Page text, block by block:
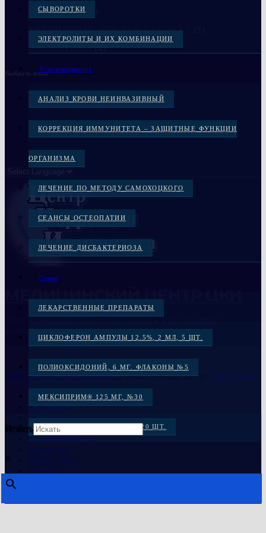
СЫВОРОТКИ
ЭЛЕКТРОЛИТЫ И ИХ КОМБИНАЦИИ
Услуги медцентра
АНАЛИЗ КРОВИ НЕИНВАЗИВНЫЙ
КОРРЕКЦИЯ ИММУНИТЕТА – ЗАЩИТНЫЕ ФУНКЦИИ
ОРГАНИЗМА
ЛЕЧЕНИЕ ПО МЕТОДУ САМОХОЦКОГО
СЕАНСЫ ОСТЕОПАТИИ
ЛЕЧЕНИЕ ДИСБАКТЕРИОЗА
Статьи
ЛЕКАРСТВЕННЫЕ ПРЕПАРАТЫ
ЦИКЛОФЕРОН АМПУЛЫ 12.5%, 2 МЛ, 5 ШТ.
ПОЛИОКСИДОНИЙ, 6 МГ. ФЛАКОНЫ №5
МЕКСИПРИМ® 125 МГ, №30
МЕКСИКОР КАПС. 100 МГ: 20 ШТ.
МЕКСИДОЛ, ТАБ. 125 МГ №30
Искать
×
МЕДЦЕНТР(6)
УКРЕПЛЕНИЕ КОСТЕЙ СКЕЛЕТА
ЭУБИОТИКИ(4)
Выбрать язык
МЕДИЦИНСКИЙ ЦЕНТР ЦКИ
колокольчик справа
Сайт работает на WordPress|Тема: Newsup, автор
Главная
В наличии
Под заказ
Распродажа
Сотрудничество
Контакты
Карта сайта
Корзина